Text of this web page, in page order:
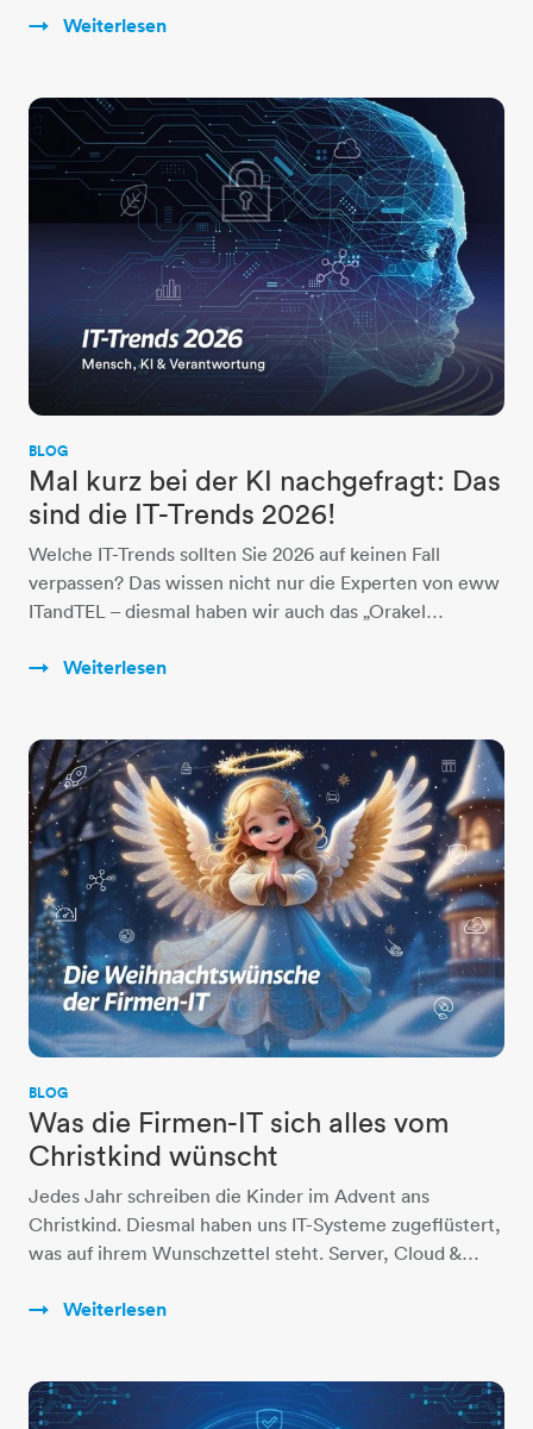
Weiterlesen
BLOG
Mal kurz bei der KI nachgefragt: Das
sind die IT-Trends 2026!
Welche IT-Trends sollten Sie 2026 auf keinen Fall
verpassen? Das wissen nicht nur die Experten von eww
ITandTEL – diesmal haben wir auch das „Orakel…
Weiterlesen
BLOG
Was die Firmen-IT sich alles vom
Christkind wünscht
Jedes Jahr schreiben die Kinder im Advent ans
Christkind. Diesmal haben uns IT-Systeme zugeflüstert,
was auf ihrem Wunschzettel steht. Server, Cloud &…
Weiterlesen